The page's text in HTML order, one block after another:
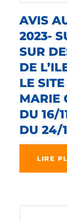
AVIS
2023-
SUR
DE
LE
MARIE
DU 16/
DU 24/
LIRE